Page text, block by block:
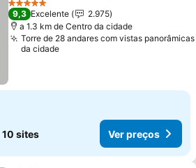
5 Estrelas
9,3 Excelente
2.975
a 1.3 km de Centro da cidade
Torre de 28 andares com vistas panorâmicas
da cidade
10 sites Ver preços